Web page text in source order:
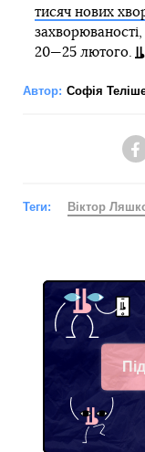
тисяч нових
20—25 лютого.
Автор: Софія
Теги: Віктор